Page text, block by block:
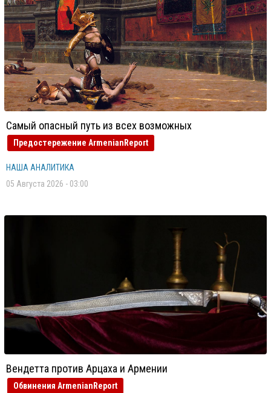
Самый опасный путь из всех возможных
Предостережение ArmenianReport
НАША АНАЛИТИКА
05 Августа 2026 - 03:00
Вендетта против Арцаха и Армении
Обвинения ArmenianReport